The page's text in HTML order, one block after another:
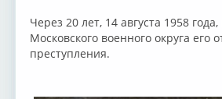
Через 20 лет, 14 августа 1958
Московского военного округа его
преступления.